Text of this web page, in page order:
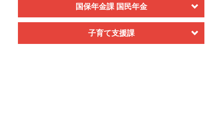
国保年金課 国民年金
子育て支援課